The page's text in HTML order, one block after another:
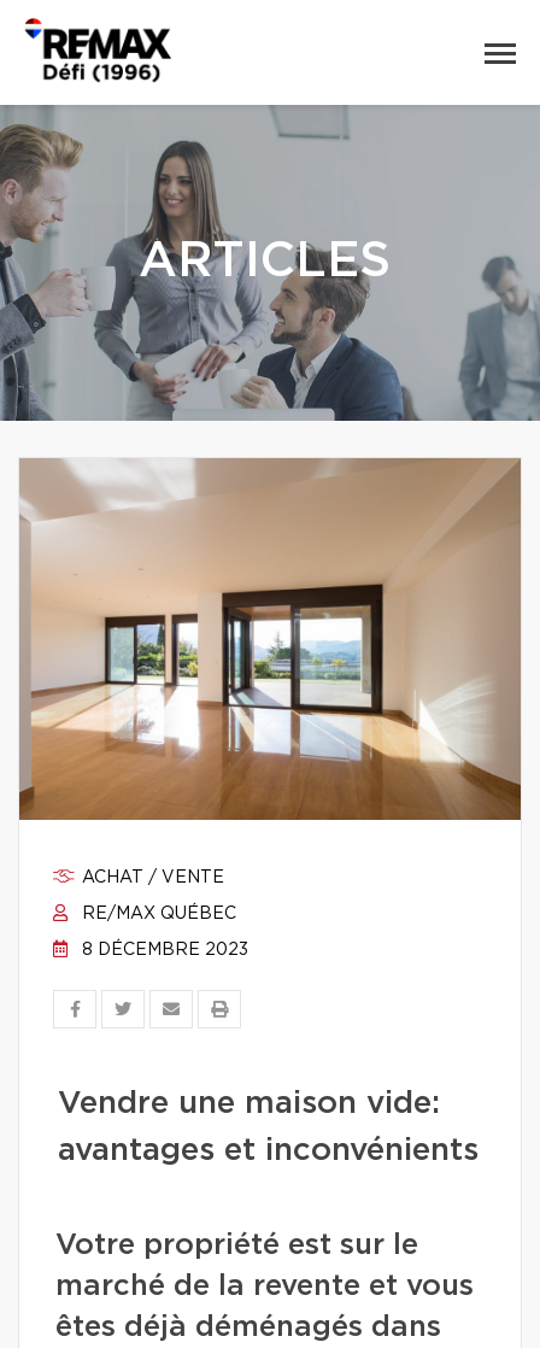
ARTICLES
ACHAT / VENTE
RE/MAX QUÉBEC
8 DÉCEMBRE 2023
Vendre une maison vide:
avantages et inconvénients
Votre propriété est sur le
marché de la revente et vous
êtes déjà déménagés dans